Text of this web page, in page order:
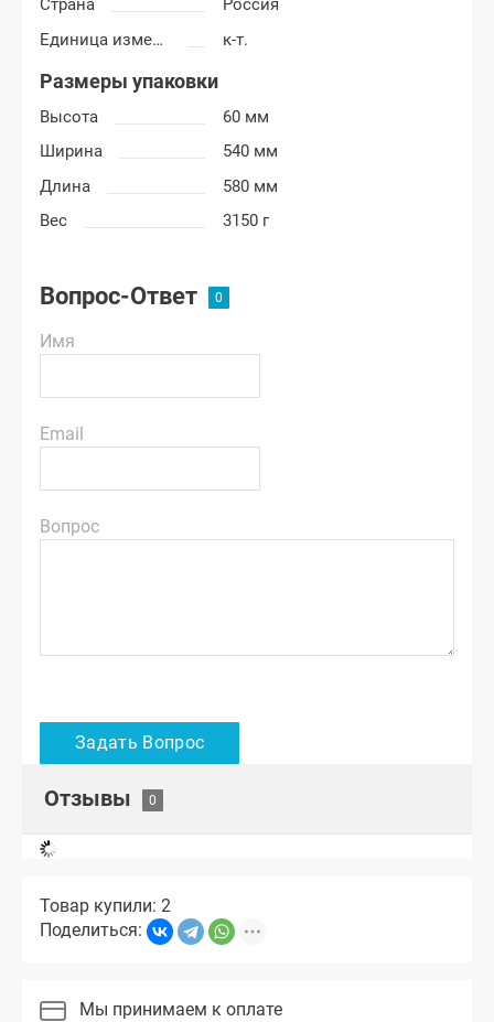
Страна
Россия
Единица измерения
к-т.
Размеры упаковки
Высота
60 мм
Ширина
540 мм
Длина
580 мм
Вес
3150 г
Вопрос-Ответ
Имя
Email
Вопрос
Отзывы
Товар купили: 2
Поделиться:
Мы принимаем к оплате